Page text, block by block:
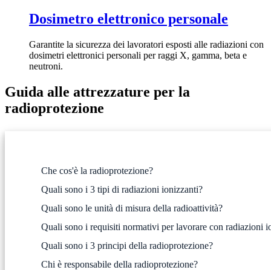
Dosimetro elettronico personale
Garantite la sicurezza dei lavoratori esposti alle radiazioni con
dosimetri elettronici personali per raggi X, gamma, beta e
neutroni.
Guida alle attrezzature per la
radioprotezione
Che cos'è la radioprotezione?
Quali sono i 3 tipi di radiazioni ionizzanti?
Quali sono le unità di misura della radioattività?
Quali sono i requisiti normativi per lavorare con radiazioni
Quali sono i 3 principi della radioprotezione?
Chi è responsabile della radioprotezione?